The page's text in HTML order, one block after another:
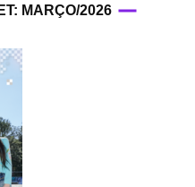
MARÇO/2026